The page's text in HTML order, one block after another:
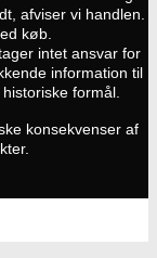
afviser vi handlen.
køb.
intet ansvar for
information til
formål.
konsekvenser af